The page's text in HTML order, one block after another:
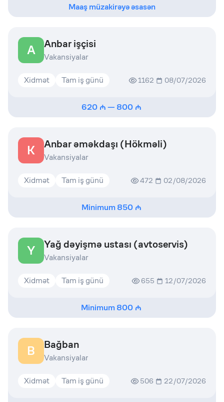
Maaş müzakirəyə əsasən
A Anbar işçisi
Vakansiyalar
Xidmət Tam iş günü 1162 08/07/2026
620 — 800
K Anbar əməkdaşı (Hökməli)
Vakansiyalar
Xidmət Tam iş günü 472 02/08/2026
Minimum850
Y Yağ dəyişmə ustası (avtoservis)
Vakansiyalar
Xidmət Tam iş günü 655 12/07/2026
Minimum800
B Bağban
Vakansiyalar
Xidmət Tam iş günü 506 22/07/2026